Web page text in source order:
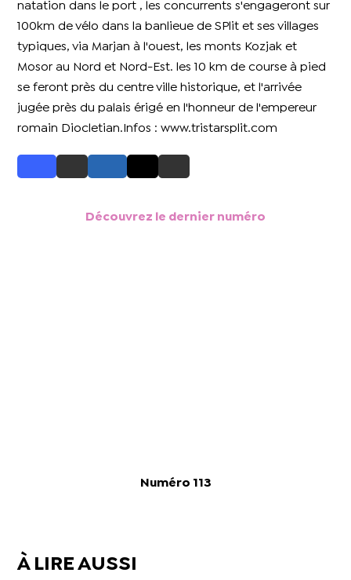
natation dans le port , les concurrents s'engageront sur
100km de vélo dans la banlieue de SPlit et ses villages
typiques, via Marjan à l'ouest, les monts Kozjak et
Mosor au Nord et Nord-Est. les 10 km de course à pied
se feront près du centre ville historique, et l'arrivée
jugée près du palais érigé en l'honneur de l'empereur
romain Diocletian.Infos : www.tristarsplit.com
Découvrez le dernier numéro
Numéro 113
À LIRE AUSSI